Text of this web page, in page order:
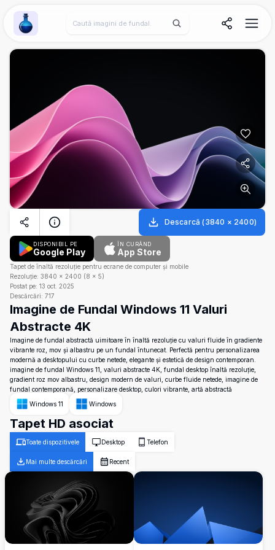
Wallpaper Alchemy
Descarcă (3840 × 2400)
DISPONIBIL PE
Google Play
ÎN CURÂND
App Store
Tapet de înaltă rezoluție pentru ecrane de computer și mobile
Rezoluție: 3840 × 2400 (8 × 5)
Postat pe: 13 oct. 2025
Descărcări: 717
Imagine de Fundal Windows 11 Valuri
Abstracte 4K
Imagine de fundal abstractă uimitoare în înaltă rezoluție cu valuri fluide în gradiente
vibrante roz, mov și albastru pe un fundal întunecat. Perfectă pentru personalizarea
modernă a desktopului cu curbe netede, elegante și estetică de design contemporan.
imagine de fundal Windows 11, valuri abstracte 4K, fundal desktop înaltă rezoluție,
gradient roz mov albastru, design modern de valuri, curbe fluide netede, imagine de
fundal contemporană, personalizare desktop, culori vibrante, artă abstractă
Windows 11
Windows
Tapet HD asociat
Toate dispozitivele Desktop Telefon
Mai multe descărcări Recent